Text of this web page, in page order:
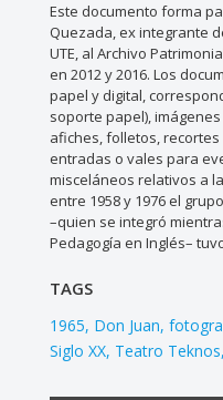
Este documento forma
Quezada, ex integrante
UTE, al Archivo
en 2012 y 2016. Los
papel y digital,
soporte papel),
afiches, folletos,
entradas o vales para
misceláneos relativos a
entre 1958 y 1976 el
–quien se integró
Pedagogía en Inglés–
TAGS
1965 Don Juan
Siglo XX Teatro Teknos